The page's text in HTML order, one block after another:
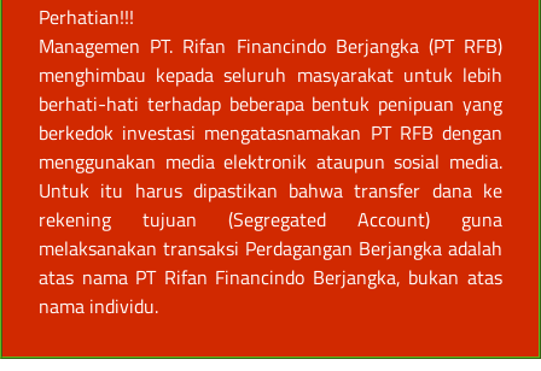
Perhatian!!!
Managemen PT. Rifan Financindo Berjangka (PT RFB)
menghimbau kepada seluruh masyarakat untuk lebih
berhati-hati terhadap beberapa bentuk penipuan yang
berkedok investasi mengatasnamakan PT RFB dengan
menggunakan media elektronik ataupun sosial media.
Untuk itu harus dipastikan bahwa transfer dana ke
rekening tujuan (Segregated Account) guna
melaksanakan transaksi Perdagangan Berjangka adalah
atas nama PT Rifan Financindo Berjangka, bukan atas
nama individu.